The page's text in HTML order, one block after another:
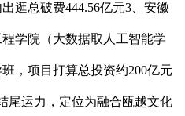
逛总破费444.56亿元3、安徽
学院（大数据取人工智能学
，项目打算总投资约200亿元
尾运力，定位为融合瓯越文化